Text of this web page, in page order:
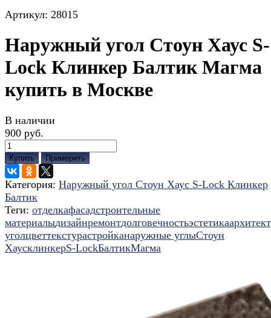
Артикул: 28015
Наружный угол Стоун Хаус S-
Lock Клинкер Балтик Магма
купить в Москве
В наличии
900 руб.
Купить Примерить
Категория: Наружный угол Стоун Хаус S-Lock Клинкер
Балтик
Теги: отделкафасадстроительные
материалыдизайнремонтдолговечностьэстетика
уголцветтекстурастройканаружные углыСтоун
ХаусклинкерS-LockБалтикМагма